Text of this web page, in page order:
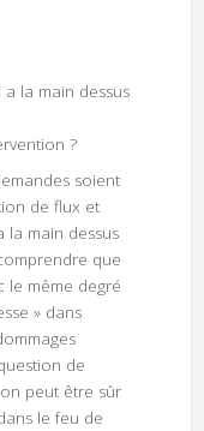
a la main dessus
?
soient
de flux et
la main dessus
que
le même degré
» dans
de
peut être sûr
le feu de